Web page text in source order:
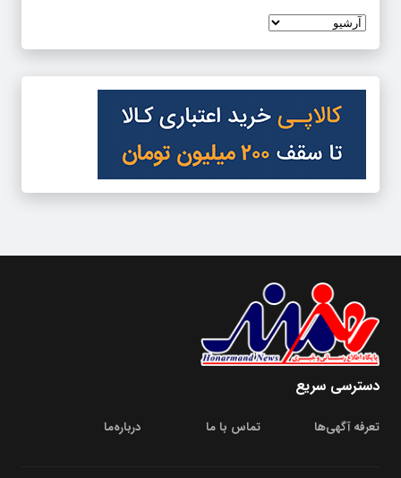
دسترسی سریع
تعرفه آگهی‌ها تماس با ما درباره‌‌ما